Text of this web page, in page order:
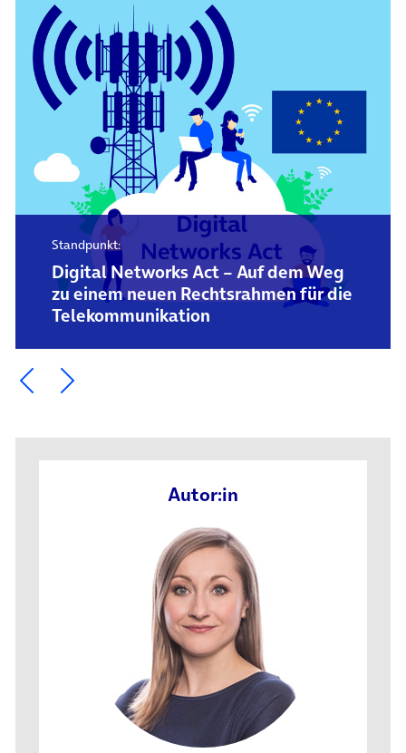
Standpunkt:
Digital Networks Act – Auf dem Weg
zu einem neuen Rechtsrahmen für die
Telekommunikation
Ein Element zurück blättern
Ein Element weiter blättern
Autor:in